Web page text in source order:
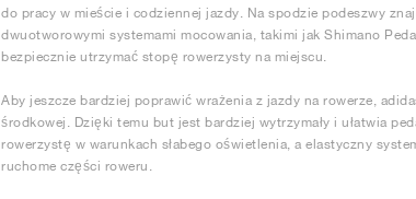
do pracy w mieście i codziennej jazdy. Na spodzie podeszwy
dwuotworowymi systemami mocowania, takimi jak Shimano
bezpiecznie utrzymać stopę rowerzysty na miejscu.
Aby jeszcze bardziej poprawić wrażenia z jazdy na rowerze,
środkowej. Dzięki temu but jest bardziej wytrzymały i ułatwia
rowerzystę w warunkach słabego oświetlenia, a elastyczny
ruchome części roweru.